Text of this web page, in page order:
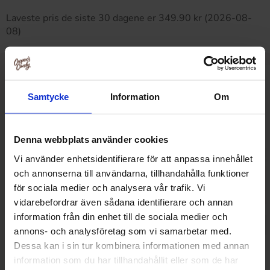
Samtycke Information Om
Denna webbplats använder cookies
Vi använder enhetsidentifierare för att anpassa innehållet
och annonserna till användarna, tillhandahålla funktioner
för sociala medier och analysera vår trafik. Vi
vidarebefordrar även sådana identifierare och annan
information från din enhet till de sociala medier och
annons- och analysföretag som vi samarbetar med.
Dessa kan i sin tur kombinera informationen med annan
information som du har tillhandahållit eller som de har
Laveste pris de siste 30 dagene er 349.90 kr (2026-08-
08)
Relaterte produkter